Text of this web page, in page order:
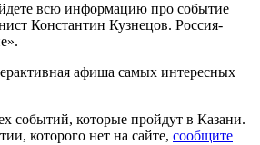
всю информацию про событие
Константин Кузнецов. Россия-
афиша самых интересных
событий, которые пройдут в Казани.
которого нет на сайте, сообщите